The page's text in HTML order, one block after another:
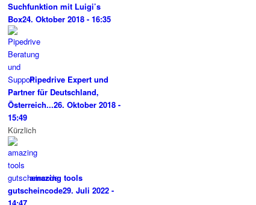
Suchfunktion mit Luigi’s
Box24. Oktober 2018 - 16:35
Pipedrive Expert und
Partner für Deutschland,
Österreich...26. Oktober 2018 -
15:49
Kürzlich
amazing tools
gutscheincode29. Juli 2022 -